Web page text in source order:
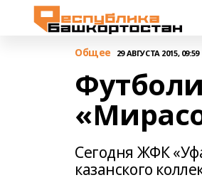
Общее 29 АВГУСТА 2015, 09:59
Сегодня ЖФК
казанского